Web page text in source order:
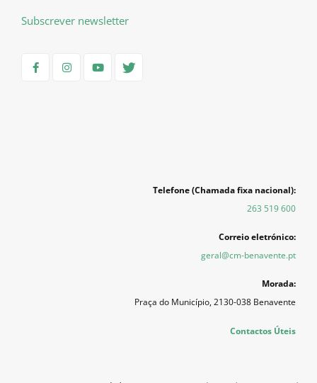
Subscrever newsletter
Telefone (Chamada fixa nacional):
263 519 600
Correio eletrónico:
geral@cm-benavente.pt
Morada:
Praça do Município, 2130-038 Benavente
Contactos Úteis